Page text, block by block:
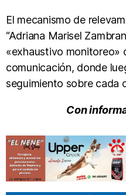
El mecanismo de
“Adriana Marisel
«exhaustivo monitoreo»
comunicación, donde
seguimiento sobre cada
Con